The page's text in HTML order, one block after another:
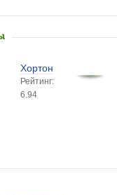
Хортон
Рейтинг:
6.94